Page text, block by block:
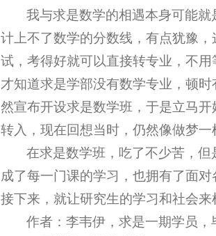
我与求是数学的相遇本身可能
计上不了数学的分数线，有点犹豫
试，考得好就可以直接转专业，不
才知道求是学部没有数学专业，顿
然宣布开设求是数学班，于是立马
转入，现在回想当时，仍然像做梦
在求是数学班，吃了不少苦，
成了每一门课的学习，也拥有了面
接下来，就让研究生的学习和社会来
作者：李韦伊，求是一期学员